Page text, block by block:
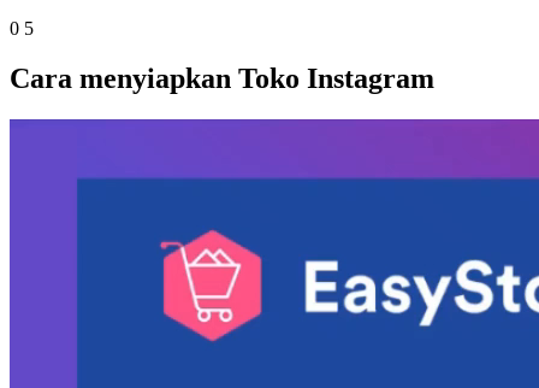
0 5
Cara menyiapkan Toko Instagram